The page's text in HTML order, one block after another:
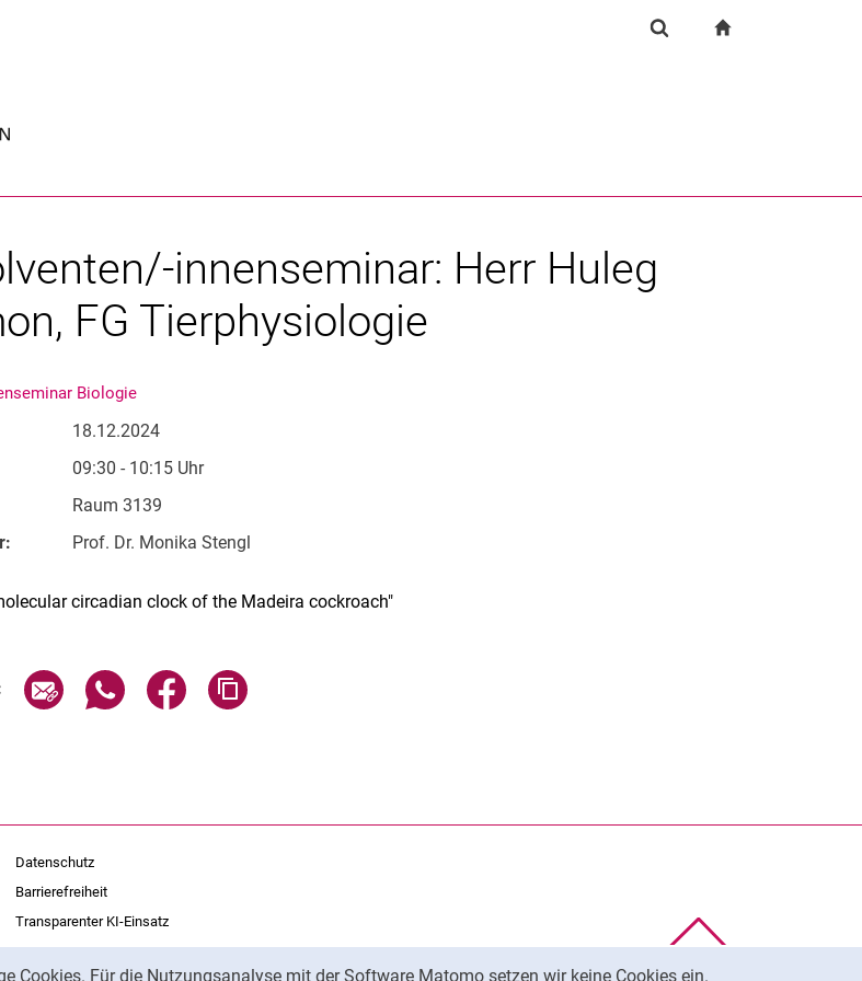
Cookies. Für die Nutzungsanalyse mit der Software Matomo setzen wir keine Cookies ein.
innenseminar: Herr Huleg
FG Tierphysiologie
Biologie
18.12.2024
09:30 - 10:15 Uhr
Raum 3139
Prof. Dr. Monika Stengl
circadian clock of the Madeira cockroach"
Seite über E-Mail teilen
Seite über WhatsApp teilen (externer Link, öffnet neues Fenster)
Seite über Facebook teilen (externer Link, öffnet neues Fenster)
Datenschutz
Barrierefreiheit
Transparenter KI-Einsatz
Impressum